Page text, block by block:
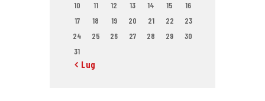
10
11 12 13 14 15
16
17
18 19 20 21 22
23
24
25 26 27 28 29
30
31
« Lug